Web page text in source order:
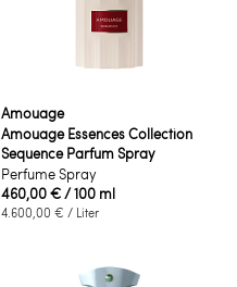
Amouage
Amouage Essences Collection
Sequence Parfum Spray
Perfume Spray
460,00 €/ 100 ml
4.600,00 € / Liter